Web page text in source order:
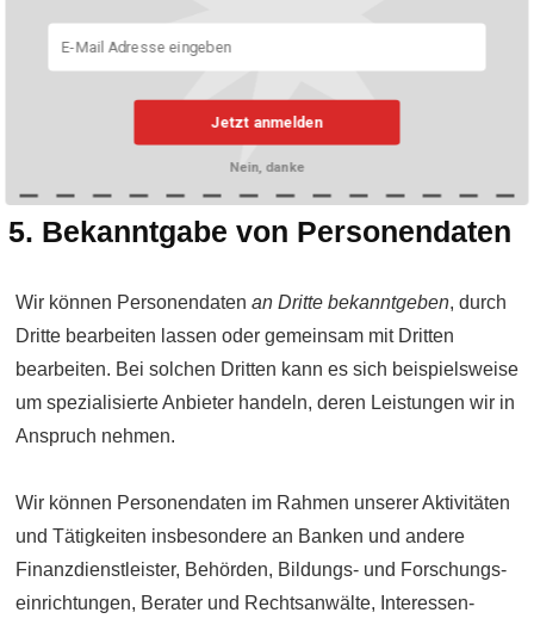
Wir informieren im Einzelfall über Entschei­dungen, die
ausschliess­lich auf einer auto­matisierten Bear­beitung von
Personen­daten beruhen und für die betroffenen Personen
mit einer Rechts­folge verbunden sind oder sie erheblich
beein­trächtigen (auto­matisierte Einzel­entscheidungen).
5. Bekanntgabe von Personen­daten
Wir können Personen­daten an Dritte bekanntgeben, durch
Dritte bearbeiten lassen oder gemeinsam mit Dritten
bearbeiten. Bei solchen Dritten kann es sich beispielsweise
um speziali­sierte Anbieter handeln, deren Leistungen wir in
Anspruch nehmen.
Wir können Personen­daten im Rahmen unserer Aktivi­täten
und Tätig­keiten insbesondere an Banken und andere
Finanz­dienstleister, Behörden, Bildungs- und Forschungs­
einrichtungen, Berater und Rechts­anwälte, Interessen­
Jetzt anmelden
Nein, danke